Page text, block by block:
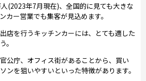
(2023年7月現在)、全国的に見ても大きな
カー営業でも集客が見込めます。
店を行うキッチンカーには、とても適した
。
公庁、オフィス街があることから、買い
ンを狙いやすいといった特徴があります。